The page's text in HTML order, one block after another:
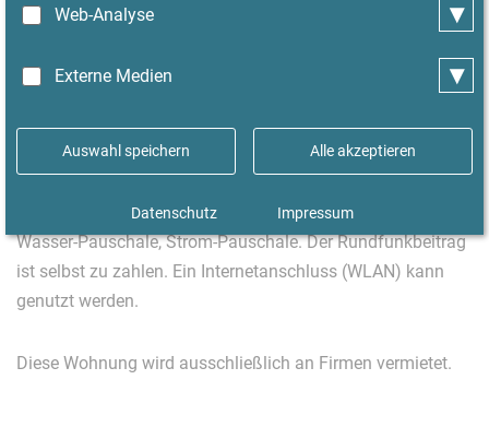
Essgeschirr und Geschirrtücher werden zur Verfügung
bereitgestellt. Im Keller befindet sich die
beinhaltet bereits folgende Kosten: Heizung-Pauschale,
Wasser-Pauschale, Strom-Pauschale. Der Rundfunkbeitrag
ist selbst zu zahlen. Ein Internetanschluss (WLAN) kann
genutzt werden.
Diese Wohnung wird ausschließlich an Firmen vermietet.
Web-Analyse ▾
Externe Medien ▾
Auswahl speichern Alle akzeptieren
Datenschutz Impressum